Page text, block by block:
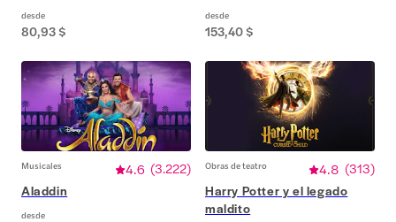
desde
80,93 $
desde
153,40 $
Musicales 4.6 (3.222)
Aladdin
desde
Obras de teatro 4.8 (313)
Harry Potter y el legado
maldito